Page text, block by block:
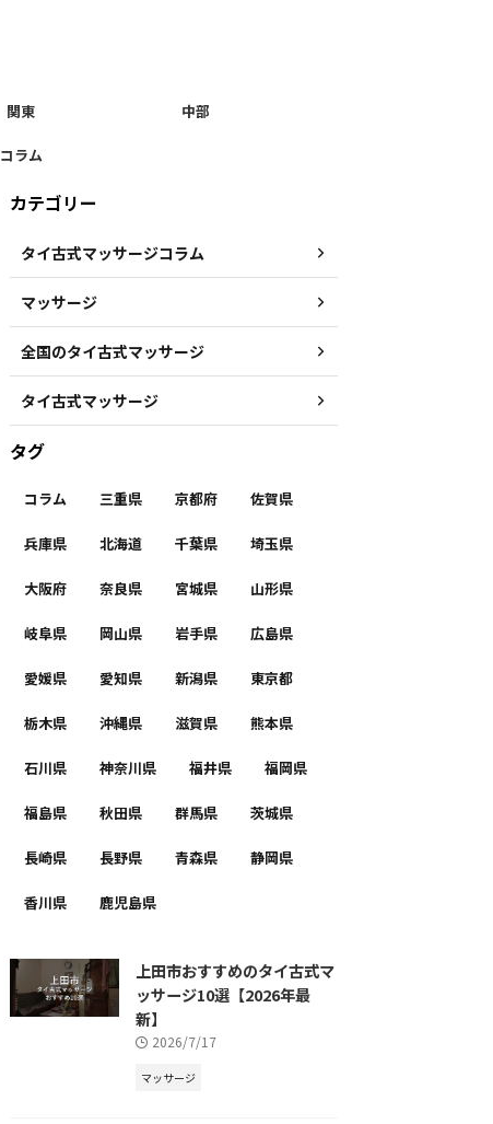
関東 中部
コラム
カテゴリー
タイ古式マッサージコラム
マッサージ
全国のタイ古式マッサージ
タイ古式マッサージ
タグ
コラム 三重県 京都府 佐賀県
兵庫県 北海道 千葉県 埼玉県
大阪府 奈良県 宮城県 山形県
岐阜県 岡山県 岩手県 広島県
愛媛県 愛知県 新潟県 東京都
栃木県 沖縄県 滋賀県 熊本県
石川県 神奈川県 福井県 福岡県
福島県 秋田県 群馬県 茨城県
長崎県 長野県 青森県 静岡県
香川県 鹿児島県
上田市おすすめのタイ古式マ
ッサージ10選【2026年最
新】
2026/7/17
マッサージ